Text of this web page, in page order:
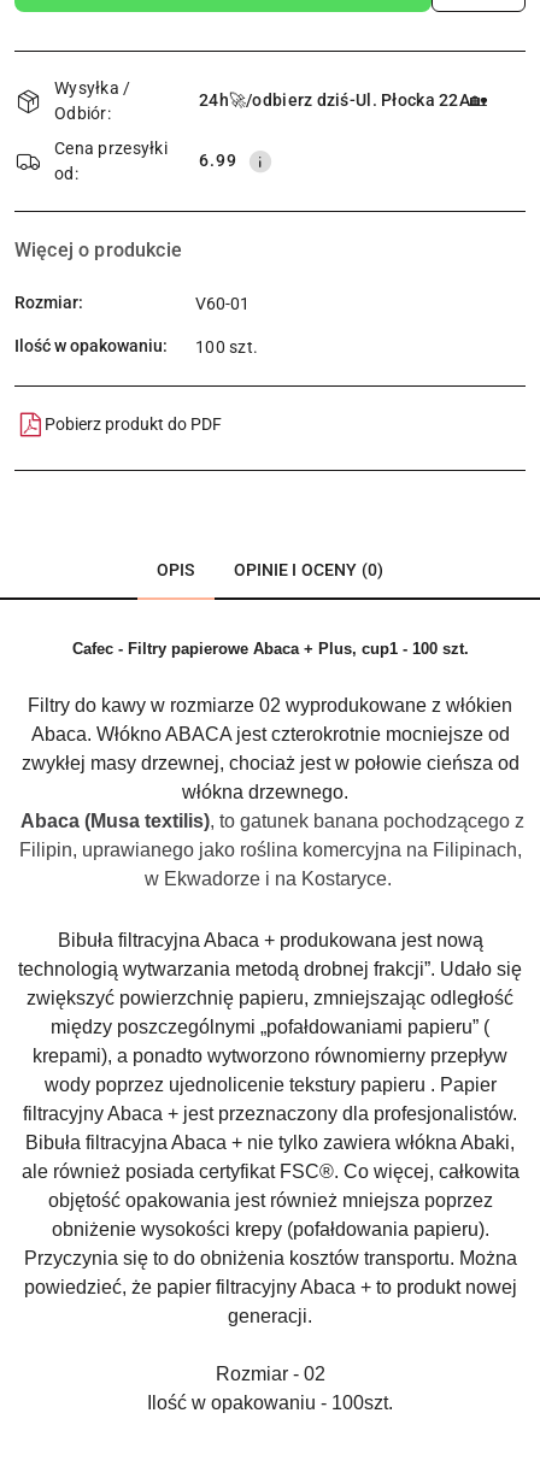
Dostępność
i
dostawa
Wysyłka /
Odbiór:
24h🚀/odbierz dziś-Ul. Płocka 22A🏡
Cena przesyłki
od:
6.99
Więcej o produkcie
Rozmiar: V60-01
Ilość w opakowaniu: 100 szt.
Pobierz produkt do PDF
OPIS OPINIE I OCENY (0)
Cafec - Filtry papierowe Abaca + Plus, cup1 - 100 szt.
Filtry do kawy w rozmiarze 02 wyprodukowane z włókien
Abaca. Włókno ABACA jest czterokrotnie mocniejsze od
zwykłej masy drzewnej, chociaż jest w połowie cieńsza od
włókna drzewnego.
Abaca (Musa textilis), to gatunek banana pochodzącego z
Filipin, uprawianego jako roślina komercyjna na Filipinach,
w Ekwadorze i na Kostaryce.
Bibuła filtracyjna Abaca + produkowana jest nową
technologią wytwarzania metodą drobnej frakcji”. Udało się
zwiększyć powierzchnię papieru, zmniejszając odległość
między poszczególnymi „pofałdowaniami papieru” (
krepami), a ponadto wytworzono równomierny przepływ
wody poprzez ujednolicenie tekstury papieru . Papier
filtracyjny Abaca + jest przeznaczony dla profesjonalistów.
Bibuła filtracyjna Abaca + nie tylko zawiera włókna Abaki,
ale również posiada certyfikat FSC®. Co więcej, całkowita
objętość opakowania jest również mniejsza poprzez
obniżenie wysokości krepy (pofałdowania papieru).
Przyczynia się to do obniżenia kosztów transportu. Można
powiedzieć, że papier filtracyjny Abaca + to produkt nowej
generacji.
Rozmiar - 02
Ilość w opakowaniu - 100szt.